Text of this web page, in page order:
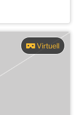
Virtuell